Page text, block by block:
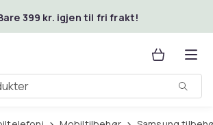
399 kr. igjen til fri frakt!